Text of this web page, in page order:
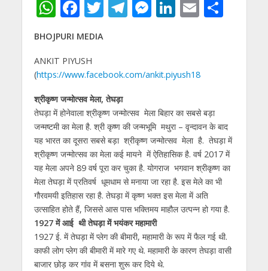
W
h
at
s
A
p
p
F
ac
e
b
o
o
k
T
itt
er
T
gr
a
m
M
e
n
g
er
Li
dI
E
l
S
BHOJPURI MEDIA
ANKIT PIYUSH
(https://www.facebook.com/ankit.piyush18
श्रीकृष्ण जन्मोत्सव मेला, तेघड़ा
तेघड़ा में होनेवाला श्रीकृष्ण जन्मोत्सव मेला बिहार का सबसे बड़ा
जन्मष्टमी का मेला है. श्री कृष्ण की जन्मभूमि मथुरा – वृन्दावन के बाद
यह भारत का दूसरा सबसे बड़ा श्रीकृष्ण जन्मोत्सव मेला है. तेघड़ा में
श्रीकृष्ण जन्मोत्सव का मेला कई मायने में ऐतिहासिक है. वर्ष 2017 में
यह मेला अपने 89 वर्ष पूरा कर चुका है. योगराज भगवान श्रीकृष्ण का
मेला तेघड़ा में प्रतिवर्ष धूमधाम से मनाया जा रहा है. इस मेले का भी
गौरवमयी इतिहास रहा है. तेघड़ा में कृष्ण भक्त इस मेला में अति
उत्साहित होते हैं, जिससे आस पास भक्तिमय माहौल उत्पन्न हो गया है.
1927 में आई थी तेघड़ा में भयंकर महामारी
1927 ई. में तेघड़ा में प्लेग की बीमारी, महामारी के रूप में फैल गई थी.
काफी लोग प्लेग की बीमारी में मारे गए थे. महामारी के कारण तेघड़ा वासी
बाजार छोड़ कर गांव में बसना शुरू कर दिये थे.